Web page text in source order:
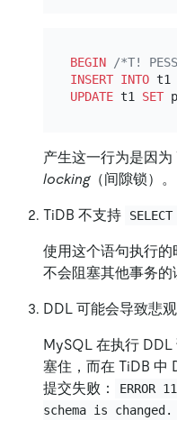
BEGIN /*T!
INSERT INTO t1
UPDATE t1 SET
产生这一行为是因
locking（间隙锁）。
TiDB 不支持
使用这个语句执行的
不会阻塞其他事务的
DDL 可能会导致悲
MySQL 在执行 DDL
塞住，而在 TiDB 中
提交失败：
ERROR
schema is